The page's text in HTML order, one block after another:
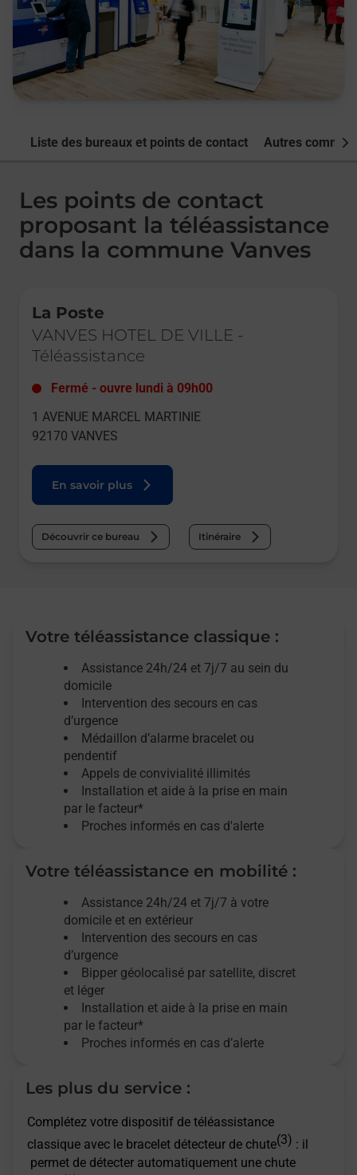
Liste des bureaux et points de contact Autres
Les points de contact
proposant la téléassistance
dans la commune Vanves
La Poste
VANVES HOTEL DE VILLE -
Téléassistance
Fermé - ouvre lundi à 09h00
1 AVENUE MARCEL MARTINIE
92170 VANVES
En savoir plus
Découvrir ce bureau Itinéraire
Votre téléassistance classique :
Assistance 24h/24 et 7j/7 au sein du
domicile
Intervention des secours en cas
d’urgence
Médaillon d’alarme bracelet ou
pendentif
Appels de convivialité illimités
Installation et aide à la prise en main
par le facteur*
Proches informés en cas d'alerte
Votre téléassistance en mobilité :
Assistance 24h/24 et 7j/7 à votre
domicile et en extérieur
Intervention des secours en cas
d’urgence
Bipper géolocalisé par satellite, discret
et léger
Installation et aide à la prise en main
par le facteur*
Proches informés en cas d’alerte
Les plus du service :
Complétez votre dispositif de téléassistance
classique avec le bracelet détecteur de chute(3) : il
permet de détecter automatiquement une chute